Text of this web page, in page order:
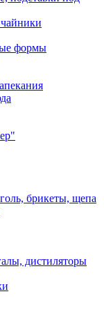
формы
брикеты, щепа
дистиляторы